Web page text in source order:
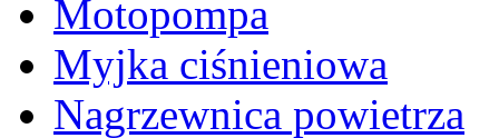
Motopompa
Myjka ciśnieniowa
Nagrzewnica powietrza